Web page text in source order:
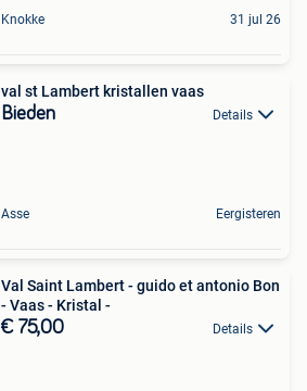
Knokke 31 jul 26
val st Lambert kristallen vaas
Bieden Details
Asse Eergisteren
Val Saint Lambert - guido et antonio Bon
- Vaas - Kristal -
€ 75,00 Details